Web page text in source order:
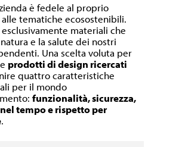
è fedele al proprio
tematiche ecosostenibili.
materiali che
e la salute dei nostri
Una scelta voluta per
prodotti di design ricercati
quattro caratteristiche
per il mondo
funzionalità, sicurezza,
tempo e rispetto per
.